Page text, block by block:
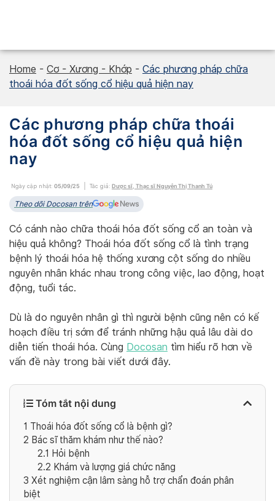
Home - Cơ - Xương - Khớp - Các phương pháp chữa
thoái hóa đốt sống cổ hiệu quả hiện nay
Các phương pháp chữa thoái
hóa đốt sống cổ hiệu quả hiện
nay
Ngày cập nhật: 05/09/25 Tác giả: Dược sĩ, Thạc sĩ Nguyễn Thị Thanh Tú
Theo dõi Docosan trên
Có cánh nào chữa thoái hóa đốt sống cổ an toàn và
hiệu quả không? Thoái hóa đốt sống cổ là tình trạng
bệnh lý thoái hóa hệ thống xương cột sống do nhiều
nguyên nhân khác nhau trong công việc, lao động, hoạt
động, tuổi tác.
Dù là do nguyên nhân gì thì người bệnh cũng nên có kế
hoạch điều trị sớm để tránh những hậu quả lâu dài do
diễn tiến thoái hóa. Cùng Docosan tìm hiểu rõ hơn về
vấn đề này trong bài viết dưới đây.
Tóm tắt nội dung
1 Thoái hóa đốt sống cổ là bệnh gì?
2 Bác sĩ thăm khám như thế nào?
2.1 Hỏi bệnh
2.2 Khám và lượng giá chức năng
3 Xét nghiệm cận lâm sàng hỗ trợ chẩn đoán phân
biệt